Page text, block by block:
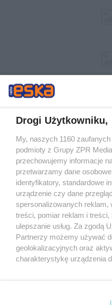
Żaden utwór zamieszczony w
rozpowszechniany lub dalej
tym także elektroniczny lub
eksploatacji w jakiejkolwiek formie,
Internecie bez pisemnej zgody
wykorzystanie utworów w całości
tzn. bez właściwej zgody, jest
ścigane prawnie.
Drogi Użytkowniku,
My, naszych 1160
podmioty z Grupy ZPR
przechowujemy informacje
przetwarzamy dane
identyfikatory, standardowe
urządzenie czy dane
spersonalizowanych
treści, pomiar reklam i treści,
ulepszanie usług. Za zgodą
Partnerzy możemy używać
geolokalizacyjnych oraz
charakterystykę urządzenia
zmienić/wycofać klikając